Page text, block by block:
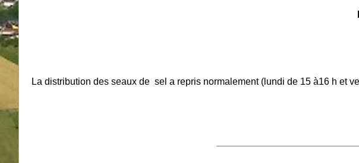
La distribution des seaux de sel a repris normalement (lundi de 15 à16 h et